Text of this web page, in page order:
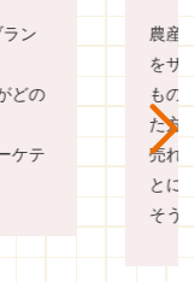
商品づくり､販路開拓
りも売れるモノを作っ
ると在庫の山を作るこ
をサポートします｡